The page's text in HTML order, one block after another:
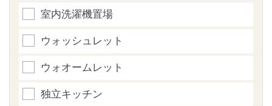
室内洗濯機置場
ウォッシュレット
ウォオームレット
独立キッチン